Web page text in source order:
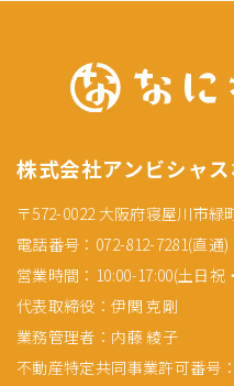
株式会社アンビシャ
〒572-0022 大阪府寝屋川市緑
電話番号：072-812-7281(直通)
営業時間：10:00-17:00(土日祝
代表取締役：伊関 克剛
業務管理者：内藤 綾子
不動産特定共同事業許可番号